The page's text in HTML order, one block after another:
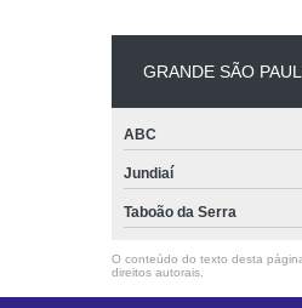
GRANDE SÃO
ABC
Jundiaí
Taboão da Serra
O conteúdo do texto desta
direitos autorais